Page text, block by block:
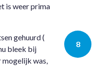
8
is weer prima
gehuurd (
bleek bij
mogelijk was,